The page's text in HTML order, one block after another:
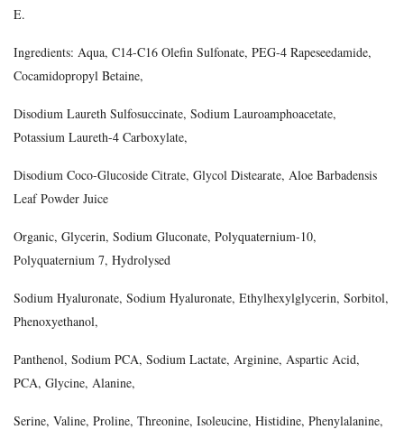
E.
Ingredients: Aqua, C14-C16 Olefin Sulfonate, PEG-4 Rapeseedamide,
Cocamidopropyl Betaine,
Disodium Laureth Sulfosuccinate, Sodium Lauroamphoacetate,
Potassium Laureth-4 Carboxylate,
Disodium Coco-Glucoside Citrate, Glycol Distearate, Aloe Barbadensis
Leaf Powder Juice
Organic, Glycerin, Sodium Gluconate, Polyquaternium-10,
Polyquaternium 7, Hydrolysed
Sodium Hyaluronate, Sodium Hyaluronate, Ethylhexylglycerin, Sorbitol,
Phenoxyethanol,
Panthenol, Sodium PCA, Sodium Lactate, Arginine, Aspartic Acid,
PCA, Glycine, Alanine,
Serine, Valine, Proline, Threonine, Isoleucine, Histidine, Phenylalanine,